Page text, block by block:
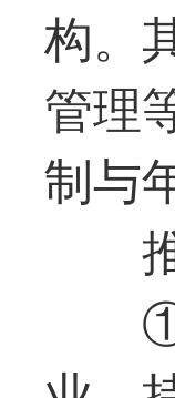
构。
管理
制与